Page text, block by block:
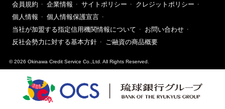
会員規約 企業情報 サイトポリシー
クレジットポリシー
個人情報
個人情報保護宣言
当社が加盟する指定信用機関情報について
お問い合わせ
反社会勢力に対する基本方針
ご融資の商品概要
© 2026 Okinawa Credit Service Co.,Ltd. All Rights Reserved.